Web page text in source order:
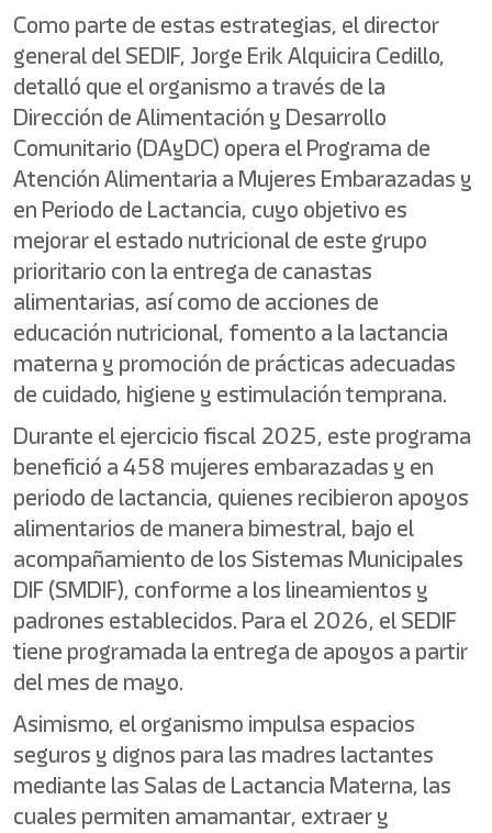
Como parte de estas estrategias, el director
general del SEDIF, Jorge Erik Alquicira Cedillo,
detalló que el organismo a través de la
Dirección de Alimentación y Desarrollo
Comunitario (DAyDC) opera el Programa de
Atención Alimentaria a Mujeres Embarazadas y
en Periodo de Lactancia, cuyo objetivo es
mejorar el estado nutricional de este grupo
prioritario con la entrega de canastas
alimentarias, así como de acciones de
educación nutricional, fomento a la lactancia
materna y promoción de prácticas adecuadas
de cuidado, higiene y estimulación temprana.
Durante el ejercicio fiscal 2025, este programa
benefició a 458 mujeres embarazadas y en
periodo de lactancia, quienes recibieron apoyos
alimentarios de manera bimestral, bajo el
acompañamiento de los Sistemas Municipales
DIF (SMDIF), conforme a los lineamientos y
padrones establecidos. Para el 2026, el SEDIF
tiene programada la entrega de apoyos a partir
del mes de mayo.
Asimismo, el organismo impulsa espacios
seguros y dignos para las madres lactantes
mediante las Salas de Lactancia Materna, las
cuales permiten amamantar, extraer y